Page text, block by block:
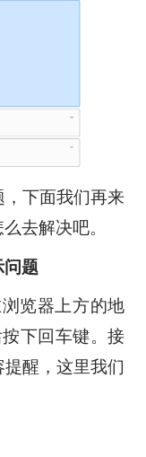
下面我们再来
去解决吧。
问题
览器上方的地
下回车键。接
醒，这里我们